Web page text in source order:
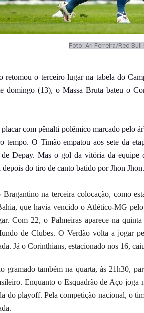
Foto: Ari Ferreira/Red
o terceiro lugar na tabela do
domingo (13), o Massa Bruta bateu o
com pênalti polêmico marcado pelo
tempo. O Timão empatou aos sete da
de Depay. Mas o gol da vitória da
depois do tiro de canto batido por Jhon Jhon.
na terceira colocação, como
que havia vencido o Atlético-MG
Com 22, o Palmeiras aparece na
de Clubes. O Verdão volta a jogar
Já o Corinthians, estacionado nos 16,
gramado também na quarta, às 21h30,
Enquanto o Esquadrão de Aço
do playoff. Pela competição nacional, o